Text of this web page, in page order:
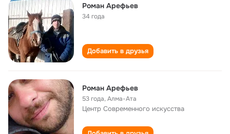
Роман Арефьев
34 года
Добавить в друзья
Роман Арефьев
53 года,Алма-Ата
Центр Современного искусства